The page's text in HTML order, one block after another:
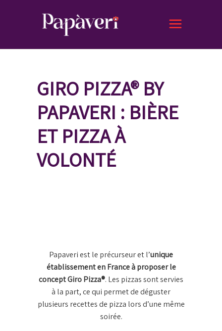
GIRO PIZZA® BY
PAPAVERI : BIÈRE
ET PIZZA À
VOLONTÉ
Papaveri est le précurseur et l’unique
établissement en France à proposer le
concept Giro Pizza®. Les pizzas sont servies
à la part, ce qui permet de déguster
plusieurs recettes de pizza lors d’une même
soirée.